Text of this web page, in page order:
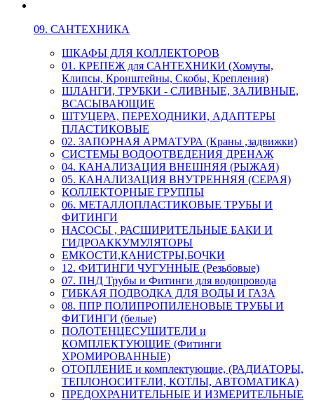
09. САНТЕХНИКА
ШКАФЫ ДЛЯ КОЛЛЕКТОРОВ
01. КРЕПЕЖ для САНТЕХНИКИ (Хомуты,
Клипсы, Кронштейны, Скобы, Крепления)
ШЛАНГИ, ТРУБКИ - СЛИВНЫЕ, ЗАЛИВНЫЕ,
ВСАСЫВАЮЩИЕ
ШТУЦЕРА, ПЕРЕХОДНИКИ, АДАПТЕРЫ
ПЛАСТИКОВЫЕ
02. ЗАПОРНАЯ АРМАТУРА (Краны ,задвижки)
СИСТЕМЫ ВОДООТВЕДЕНИЯ ДРЕНАЖ
04. КАНАЛИЗАЦИЯ ВНЕШНЯЯ (РЫЖАЯ)
05. КАНАЛИЗАЦИЯ ВНУТРЕННЯЯ (СЕРАЯ)
КОЛЛЕКТОРНЫЕ ГРУППЫ
06. МЕТАЛЛОПЛАСТИКОВЫЕ ТРУБЫ И
ФИТИНГИ
НАСОСЫ , РАСШИРИТЕЛЬНЫЕ БАКИ И
ГИДРОАККУМУЛЯТОРЫ
ЕМКОСТИ,КАНИСТРЫ,БОЧКИ
12. ФИТИНГИ ЧУГУННЫЕ (Резьбовые)
07. ПНД Трубы и Фитинги для водопровода
ГИБКАЯ ПОДВОДКА ДЛЯ ВОДЫ И ГАЗА
08. ППР ПОЛИПРОПИЛЕНОВЫЕ ТРУБЫ И
ФИТИНГИ (белые)
ПОЛОТЕНЦЕСУШИТЕЛИ и
КОМПЛЕКТУЮЩИЕ (Фитинги
ХРОМИРОВАННЫЕ)
ОТОПЛЕНИЕ и комплектующие, (РАДИАТОРЫ,
ТЕПЛОНОСИТЕЛИ, КОТЛЫ, АВТОМАТИКА)
ПРЕДОХРАНИТЕЛЬНЫЕ И ИЗМЕРИТЕЛЬНЫЕ